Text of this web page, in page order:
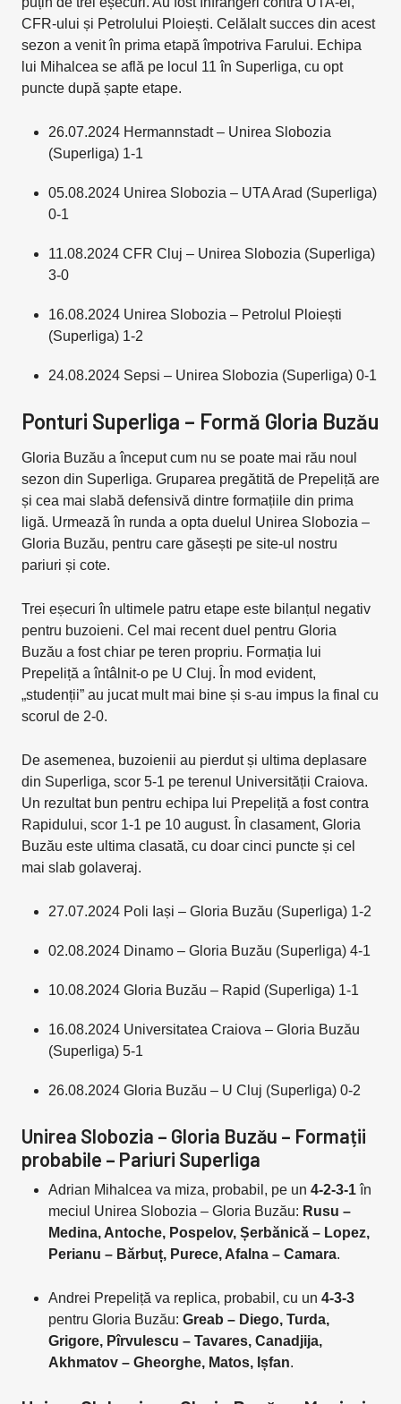
CFR-ului și Petrolului Ploiești. Celălalt succes din acest
sezon a venit în prima etapă împotriva Farului. Echipa
lui Mihalcea se află pe locul 11 în Superliga, cu opt
puncte după șapte etape.
26.07.2024 Hermannstadt – Unirea Slobozia
(Superliga) 1-1
05.08.2024 Unirea Slobozia – UTA Arad (Superliga)
0-1
11.08.2024 CFR Cluj – Unirea Slobozia (Superliga)
3-0
16.08.2024 Unirea Slobozia – Petrolul Ploiești
(Superliga) 1-2
24.08.2024 Sepsi – Unirea Slobozia (Superliga) 0-1
Ponturi Superliga – Formă Gloria Buzău
Gloria Buzău a început cum nu se poate mai rău noul
sezon din Superliga. Gruparea pregătită de Prepeliță are
și cea mai slabă defensivă dintre formațiile din prima
ligă. Urmează în runda a opta duelul Unirea Slobozia –
Gloria Buzău, pentru care găsești pe site-ul nostru
pariuri și cote.
Trei eșecuri în ultimele patru etape este bilanțul negativ
pentru buzoieni. Cel mai recent duel pentru Gloria
Buzău a fost chiar pe teren propriu. Formația lui
Prepeliță a întâlnit-o pe U Cluj. În mod evident,
„studenții” au jucat mult mai bine și s-au impus la final cu
scorul de 2-0.
De asemenea, buzoienii au pierdut și ultima deplasare
din Superliga, scor 5-1 pe terenul Universității Craiova.
Un rezultat bun pentru echipa lui Prepeliță a fost contra
Rapidului, scor 1-1 pe 10 august. În clasament, Gloria
Buzău este ultima clasată, cu doar cinci puncte și cel
mai slab golaveraj.
27.07.2024 Poli Iași – Gloria Buzău (Superliga) 1-2
02.08.2024 Dinamo – Gloria Buzău (Superliga) 4-1
10.08.2024 Gloria Buzău – Rapid (Superliga) 1-1
16.08.2024 Universitatea Craiova – Gloria Buzău
(Superliga) 5-1
26.08.2024 Gloria Buzău – U Cluj (Superliga) 0-2
Unirea Slobozia – Gloria Buzău – Formații
probabile – Pariuri Superliga
Adrian Mihalcea va miza, probabil, pe un 4-2-3-1în
meciul Unirea Slobozia – Gloria Buzău: Rusu –
Medina, Antoche, Pospelov, Șerbănică – Lopez,
Perianu – Bărbuț, Purece, Afalna – Camara.
Andrei Prepeliță va replica, probabil, cu un 4-3-3
pentru Gloria Buzău: Greab – Diego, Turda,
Grigore, Pîrvulescu – Tavares, Canadjija,
Akhmatov – Gheorghe, Matos, Ișfan.